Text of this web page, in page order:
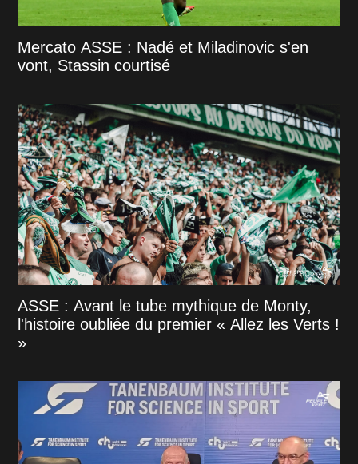
Mercato ASSE : Nadé et Miladinovic s'en
vont, Stassin courtisé
ASSE : Avant le tube mythique de Monty,
l'histoire oubliée du premier « Allez les Verts !
»